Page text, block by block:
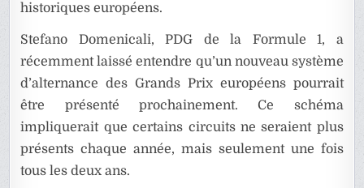
historiques européens.
Stefano Domenicali, PDG de la Formule 1, a
récemment laissé entendre qu’un nouveau système
d’alternance des Grands Prix européens pourrait
être présenté prochainement. Ce schéma
impliquerait que certains circuits ne seraient plus
présents chaque année, mais seulement une fois
tous les deux ans.